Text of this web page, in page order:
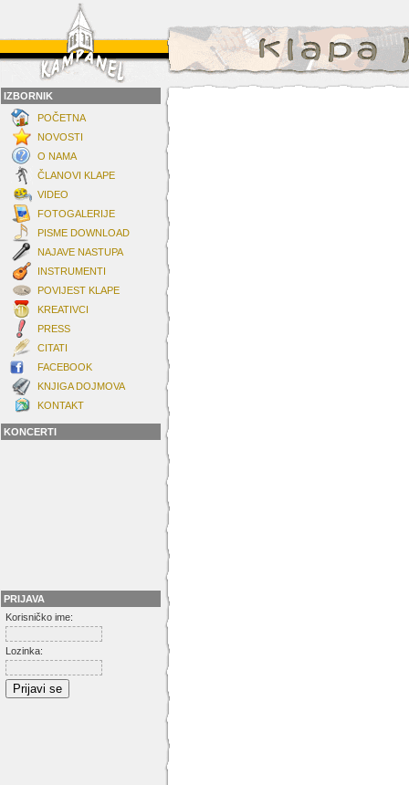
IZBORNIK
POČETNA
NOVOSTI
O NAMA
ČLANOVI KLAPE
VIDEO
FOTOGALERIJE
PISME DOWNLOAD
NAJAVE NASTUPA
INSTRUMENTI
POVIJEST KLAPE
KREATIVCI
PRESS
CITATI
FACEBOOK
KNJIGA DOJMOVA
KONTAKT
KONCERTI
PRIJAVA
Korisničko ime:
Lozinka: